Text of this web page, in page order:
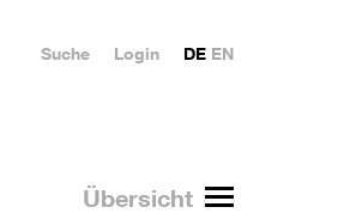
Übersicht
DE EN
Login
Suche